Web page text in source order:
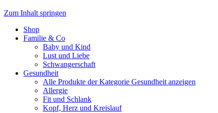
Zum Inhalt springen
Shop
Familie & Co
Baby und Kind
Lust und Liebe
Schwangerschaft
Gesundheit
Alle Produkte der Kategorie Gesundheit anzeigen
Allergie
Fit und Schlank
Kopf, Herz und Kreislauf